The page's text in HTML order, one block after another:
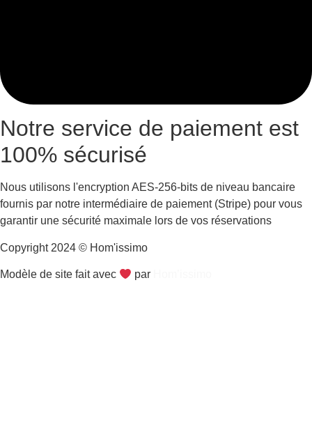
Notre service de paiement est
100% sécurisé
Nous utilisons l'encryption AES-256-bits de niveau bancaire
fournis par notre intermédiaire de paiement (Stripe) pour vous
garantir une sécurité maximale lors de vos réservations
Copyright 2024 © Hom'issimo
Modèle de site fait avec par